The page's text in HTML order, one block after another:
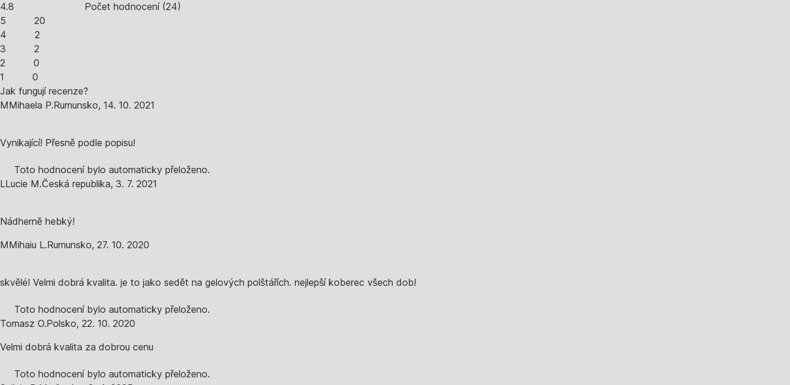
4.8 Počet hodnocení(24)
5
20
4
2
3
2
2
0
1
0
Jak fungují recenze?
MMihaela P.Rumunsko, 14. 10. 2021
Vynikající! Přesně podle popisu!
Toto hodnocení bylo automaticky přeloženo.
LLucie M.Česká republika, 3. 7. 2021
Nádherně hebký!
MMihaiu L.Rumunsko, 27. 10. 2020
skvělé! Velmi dobrá kvalita. je to jako sedět na gelových polštářích. nejlepší koberec všech dob!
Toto hodnocení bylo automaticky přeloženo.
Tomasz O.Polsko, 22. 10. 2020
Velmi dobrá kvalita za dobrou cenu
Toto hodnocení bylo automaticky přeloženo.